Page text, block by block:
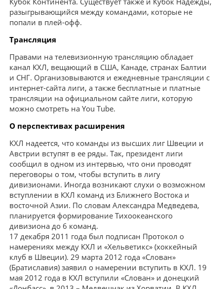
разыгрывающийся между командами, которые не
попали в плей-офф.
Трансляция
Правами на телевизионную трансляцию обладает
канал КХЛ, вещающий в США, Канаде, странах Балтии
и СНГ. Организовываются и ежедневные трансляции с
интернет-сайта лиги, а также бесплатные и платные
трансляции на официальном сайте лиги, которую
можно смотреть на You Tube.
О перспективах расширения
КХЛ надеется, что команды из высших лиг Швеции и
Австрии вступят в ее ряды. Так, президент лиги
сообщил в одном из интервью, что они проводят
переговоры о том, чтобы вступить в лигу
дивизионами. Иногда возникают слухи о возможном
вступлении в КХЛ команд из Ближнего Востока и
восточной Азии. По словам Александра Медведева,
планируется формирование Тихоокеанского
дивизиона до 6 команд.
17 декабря 2011 года был подписан Протокол о
намерениях между КХЛ и «Хельветикс» (хоккейный
клуб в Швеции). 29 марта 2012 года «Слован»
(Братиславия) заявил о намерении вступить в КХЛ. 19
мая 2012 года в КХЛ вступили «Слован» и донецкий